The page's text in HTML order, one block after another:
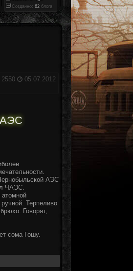
Созданно: 62 блога
2550 05.07.2012
АЭС
ЧАЭС.
атомной
Терпеливо
Говорят,
сома Гошу.